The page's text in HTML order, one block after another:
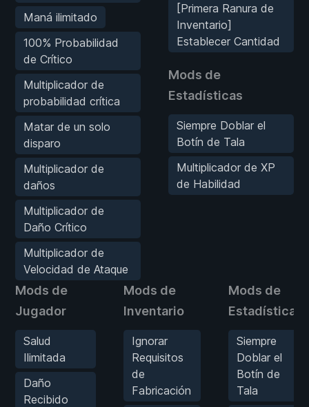
Maná ilimitado
100% Probabilidad
de Crítico
Multiplicador de
probabilidad crítica
Matar de un solo
disparo
Multiplicador de
daños
Multiplicador de
Daño Crítico
Multiplicador de
Velocidad de Ataque
[Primera Ranura de
Inventario]
Establecer Cantidad
Mods de
Estadísticas
Siempre Doblar el
Botín de Tala
Multiplicador de XP
de Habilidad
Mods de
Jugador
Salud
Ilimitada
Daño
Recibido
Mods de
Inventario
Ignorar
Requisitos
de
Fabricación
Mods de
Estadísticas
Siempre
Doblar el
Botín de
Tala